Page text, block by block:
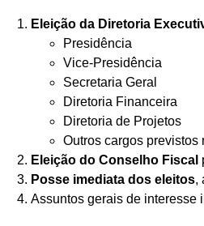
Eleição da Diretoria
Presidência
Vice-Presidência
Secretaria Geral
Diretoria Financeira
Diretoria de Projetos
Outros cargos previstos
Eleição do Conselho Fiscal
Posse imediata dos eleitos,
Assuntos gerais de interesse